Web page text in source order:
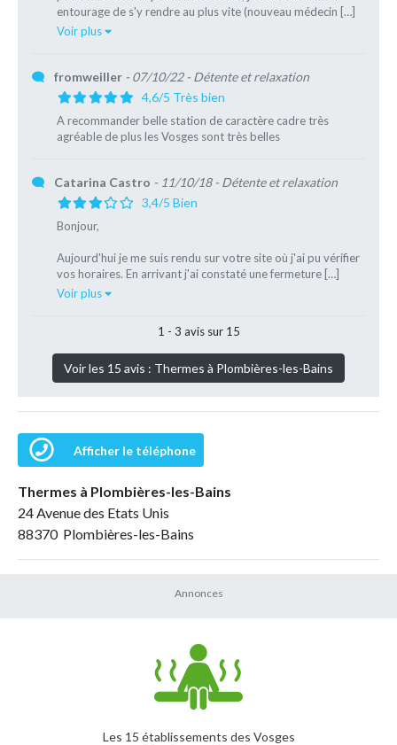
entourage de s'y rendre au plus vite (nouveau médecin […]
Voir plus
fromweiller - 07/10/22- Détente et relaxation
4,6/5 Très bien
A recommander belle station de caractère cadre très
agréable de plus les Vosges sont très belles
Catarina Castro - 11/10/18- Détente et relaxation
3,4/5 Bien
Bonjour,
Aujourd'hui je me suis rendu sur votre site où j'ai pu vérifier
vos horaires. En arrivant j'ai constaté une fermeture […]
Voir plus
1 - 3 avis sur 15
Voir les 15 avis : Thermes à Plombières-les-Bains
Afficher le téléphone
Thermes à Plombières-les-Bains
24 Avenue des Etats Unis
88370 Plombières-les-Bains
Les 15 établissements des Vosges